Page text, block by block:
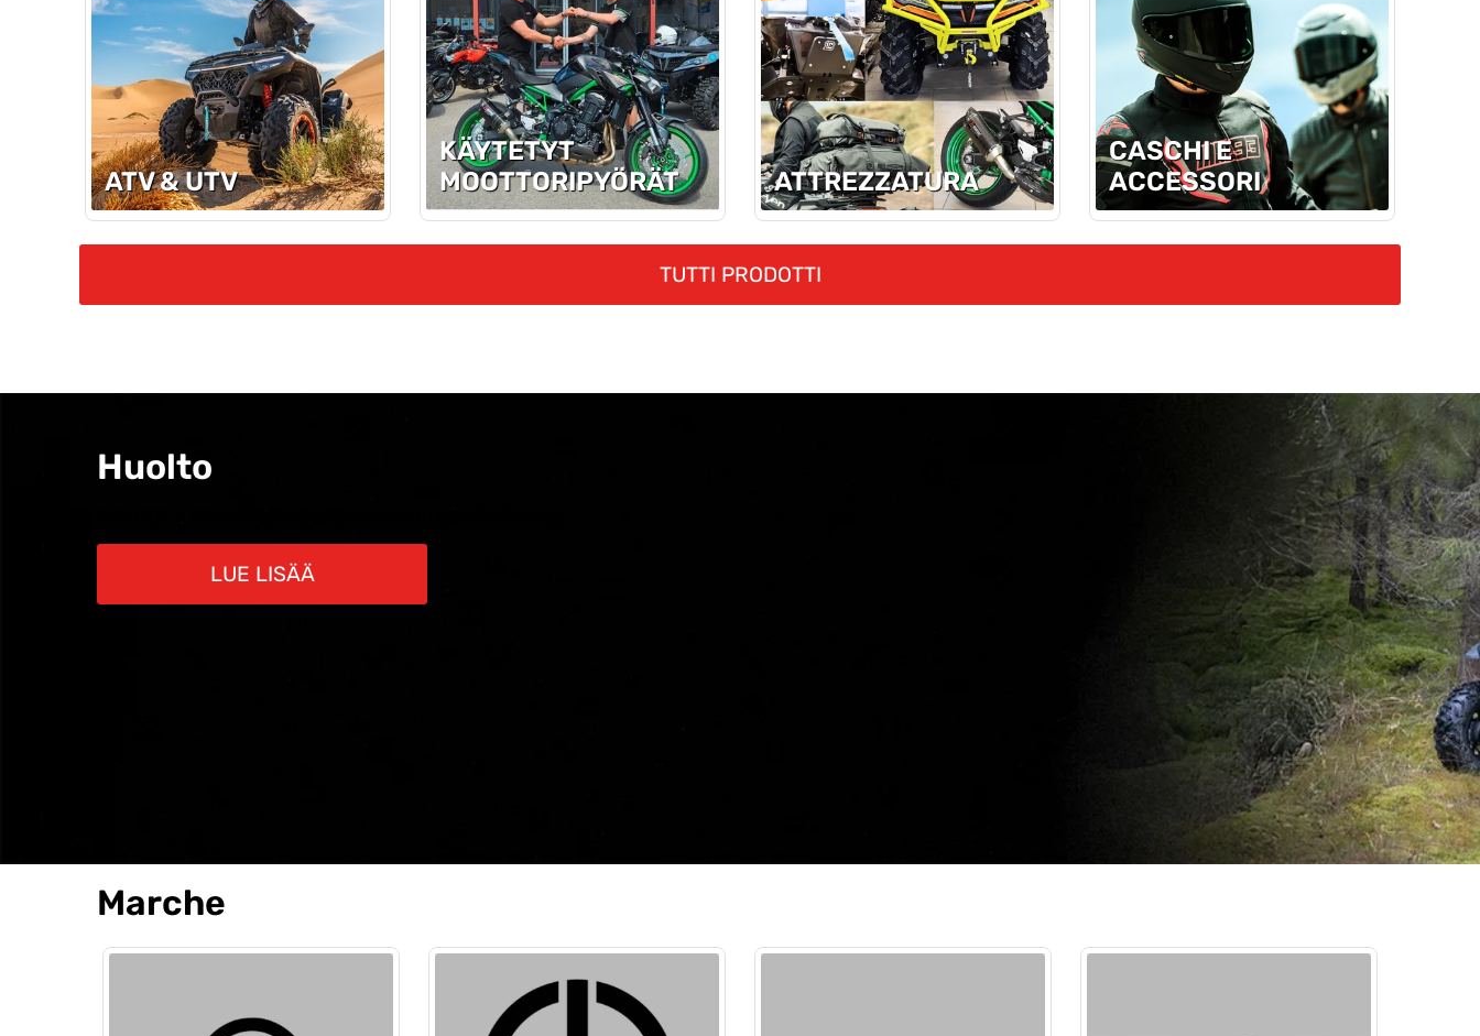
ATV & UTV
KÄYTETYT
MOOTTORI­PYÖRÄT
ATTREZZATURA
CASCHI E
ACCESSORI
TUTTI PRODOTTI
Huolto
LUE LISÄÄ
Marche